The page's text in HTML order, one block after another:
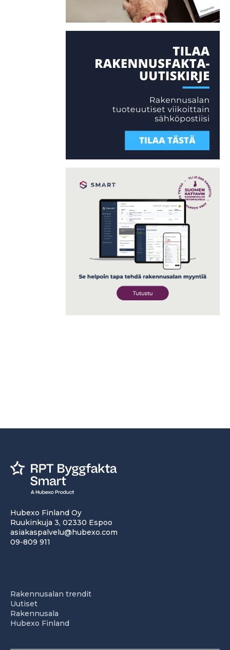
Hubexo Finland Oy
Ruukinkuja 3, 02330 Espoo
asiakaspalvelu@hubexo.com
09-809 911
Rakennusalan trendit
Uutiset
Rakennusala
Hubexo Finland